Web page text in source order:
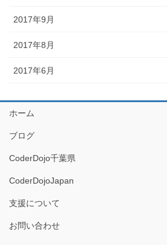
2017年9月
2017年8月
2017年6月
ホーム
ブログ
CoderDojo千葉県
CoderDojoJapan
支援について
お問い合わせ